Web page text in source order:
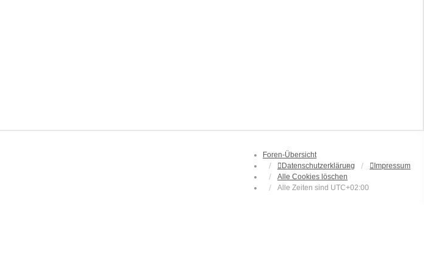
Foren-Übersicht
Datenschutzerklärung
Impressum
Alle Cookies löschen
Alle Zeiten sind UTC+02:00